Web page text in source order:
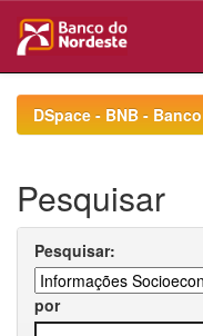
navigationDSpace - BNB -
Pesquisar
Pesquisar:
por